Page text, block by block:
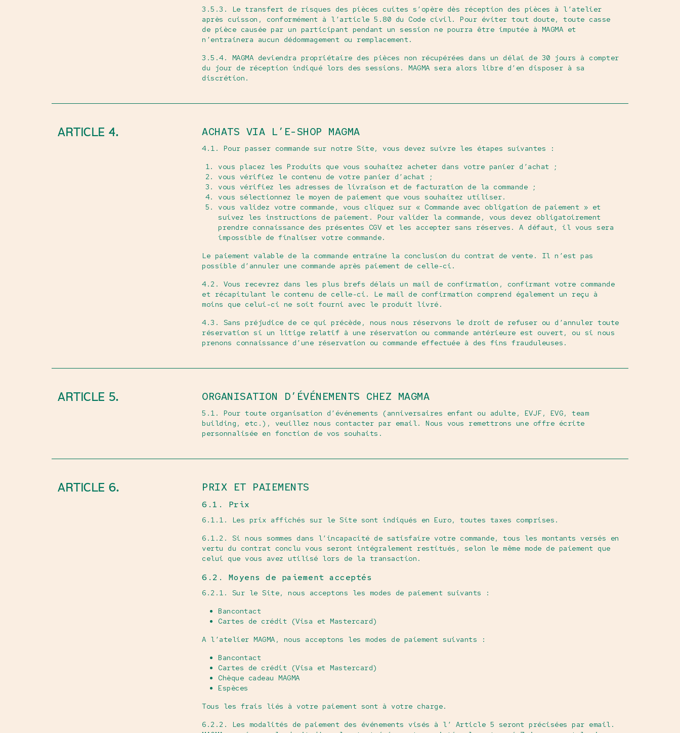
3.5.3. Le transfert de risques des pièces cuites s’opère dès réception des pièces à l’atelier
après cuisson, conformément à l’article 5.80 du Code civil. Pour éviter tout doute, toute casse
de pièce causée par un participant pendant un session ne pourra être imputée à MAGMA et
n’entrainera aucun dédommagement ou remplacement.
3.5.4. MAGMA deviendra propriétaire des pièces non récupérées dans un délai de 30 jours à compter
du jour de réception indiqué lors des sessions. MAGMA sera alors libre d’en disposer à sa
discrétion.
ARTICLE 4. ACHATS VIA L’E-SHOP MAGMA
4.1. Pour passer commande sur notre Site, vous devez suivre les étapes suivantes :
vous placez les Produits que vous souhaitez acheter dans votre panier d’achat ;
vous vérifiez le contenu de votre panier d’achat ;
vous vérifiez les adresses de livraison et de facturation de la commande ;
vous sélectionnez le moyen de paiement que vous souhaitez utiliser.
vous validez votre commande, vous cliquez sur « Commande avec obligation de paiement » et
suivez les instructions de paiement. Pour valider la commande, vous devez obligatoirement
prendre connaissance des présentes CGV et les accepter sans réserves. A défaut, il vous sera
impossible de finaliser votre commande.
Le paiement valable de la commande entraîne la conclusion du contrat de vente. Il n’est pas
possible d’annuler une commande après paiement de celle-ci.
4.2. Vous recevrez dans les plus brefs délais un mail de confirmation, confirmant votre commande
et récapitulant le contenu de celle-ci. Le mail de confirmation comprend également un reçu à
moins que celui-ci ne soit fourni avec le produit livré.
4.3. Sans préjudice de ce qui précède, nous nous réservons le droit de refuser ou d’annuler toute
réservation si un litige relatif à une réservation ou commande antérieure est ouvert, ou si nous
prenons connaissance d’une réservation ou commande effectuée à des fins frauduleuses.
ARTICLE 5. ORGANISATION D’ÉVÉNEMENTS CHEZ MAGMA
5.1. Pour toute organisation d’événements (anniversaires enfant ou adulte, EVJF, EVG, team
building, etc.), veuillez nous contacter par email. Nous vous remettrons une offre écrite
personnalisée en fonction de vos souhaits.
ARTICLE 6. PRIX ET PAIEMENTS
6.1. Prix
6.1.1. Les prix affichés sur le Site sont indiqués en Euro, toutes taxes comprises.
6.1.2. Si nous sommes dans l’incapacité de satisfaire votre commande, tous les montants versés en
vertu du contrat conclu vous seront intégralement restitués, selon le même mode de paiement que
celui que vous avez utilisé lors de la transaction.
6.2. Moyens de paiement acceptés
6.2.1. Sur le Site, nous acceptons les modes de paiement suivants :
Bancontact
­Cartes de crédit (Visa et Mastercard)
A l’atelier MAGMA, nous acceptons les modes de paiement suivants :
­Bancontact
Cartes de crédit (Visa et Mastercard)
Chèque cadeau MAGMA
Espèces
Tous les frais liés à votre paiement sont à votre charge.
6.2.2. Les modalités de paiement des événements visés à l’ Article 5 seront précisées par email.